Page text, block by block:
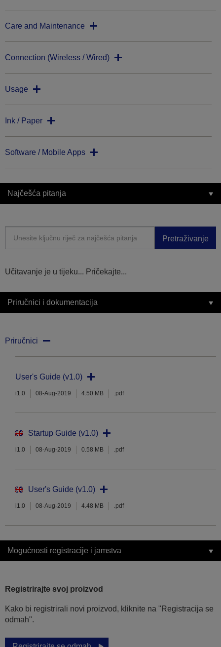
Care and Maintenance
Connection (Wireless / Wired)
Usage
Ink / Paper
Software / Mobile Apps
Najčešća pitanja
Pretraživanje
Učitavanje je u tijeku... Pričekajte...
Priručnici i dokumentacija
Priručnici
User's Guide (v1.0)
i1.0 08-Aug-2019 4.50 MB .pdf
Startup Guide (v1.0)
i1.0 08-Aug-2019 0.58 MB .pdf
User's Guide (v1.0)
i1.0 08-Aug-2019 4.48 MB .pdf
Mogućnosti registracije i jamstva
Registrirajte svoj proizvod
Kako bi registrirali novi proizvod, kliknite na "Registracija se
odmah".